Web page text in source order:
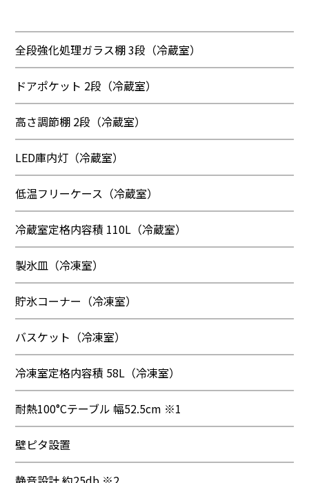
全段強化処理ガラス棚 3段（冷蔵室）
ドアポケット 2段（冷蔵室）
高さ調節棚 2段（冷蔵室）
LED庫内灯（冷蔵室）
低温フリーケース（冷蔵室）
冷蔵室定格内容積 110L（冷蔵室）
製氷皿（冷凍室）
貯氷コーナー（冷凍室）
バスケット（冷凍室）
冷凍室定格内容積 58L（冷凍室）
耐熱100°Cテーブル 幅52.5cm ※1
壁ピタ設置